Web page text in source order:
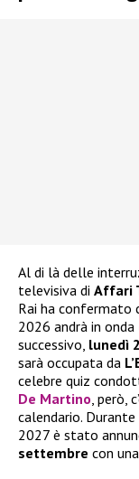
Al di là delle
televisiva di Affari
Rai ha confermato
2026 andrà in onda
successivo, lunedì
sarà occupata da
celebre quiz
De Martino, però,
calendario.
2027 è stato
settembre con